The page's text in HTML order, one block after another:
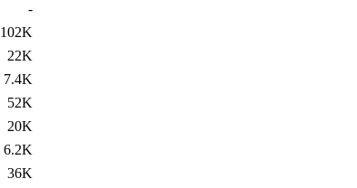
-
102K
22K
7.4K
52K
20K
6.2K
36K